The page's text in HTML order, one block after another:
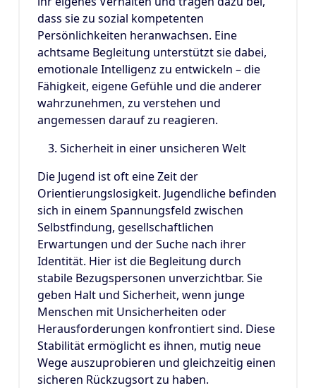
dass sie zu sozial kompetenten
Persönlichkeiten heranwachsen. Eine
achtsame Begleitung unterstützt sie dabei,
emotionale Intelligenz zu entwickeln – die
Fähigkeit, eigene Gefühle und die anderer
wahrzunehmen, zu verstehen und
angemessen darauf zu reagieren.
Sicherheit in einer unsicheren Welt
Die Jugend ist oft eine Zeit der
Orientierungslosigkeit. Jugendliche befinden
sich in einem Spannungsfeld zwischen
Selbstfindung, gesellschaftlichen
Erwartungen und der Suche nach ihrer
Identität. Hier ist die Begleitung durch
stabile Bezugspersonen unverzichtbar. Sie
geben Halt und Sicherheit, wenn junge
Menschen mit Unsicherheiten oder
Herausforderungen konfrontiert sind. Diese
Stabilität ermöglicht es ihnen, mutig neue
Wege auszuprobieren und gleichzeitig einen
sicheren Rückzugsort zu haben.